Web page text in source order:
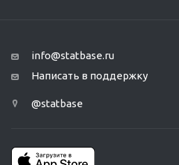
info@statbase.ru
Написать в поддержку
@statbase